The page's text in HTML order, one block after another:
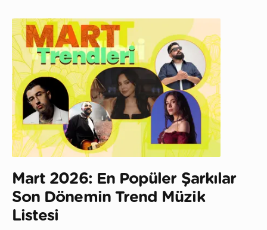
Mart 2026: En Popüler Şarkılar
Son Dönemin Trend Müzik
Listesi